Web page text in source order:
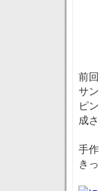
前
サ
ピ
成
手
き